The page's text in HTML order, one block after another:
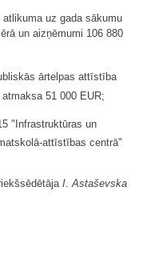
uz gada sākumu
un aizņēmumi 106 880
ārtelpas attīstība
51 000 EUR;
"Infrastruktūras un
attīstības centrā"
I. Astaševska